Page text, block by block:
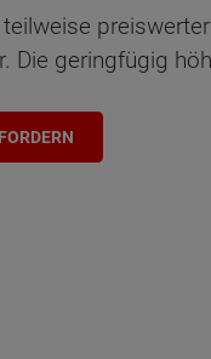
Die geringfügig